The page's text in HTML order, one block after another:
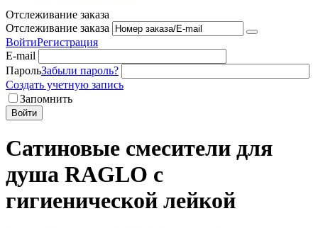
Отслеживание заказа
Отслеживание заказа
ВойтиРегистрация
E-mail
ПарольЗабыли пароль?
Создать учетную запись
Запомнить
Войти
Сатиновые смесители для
душа RAGLO с
гигиенической лейкой